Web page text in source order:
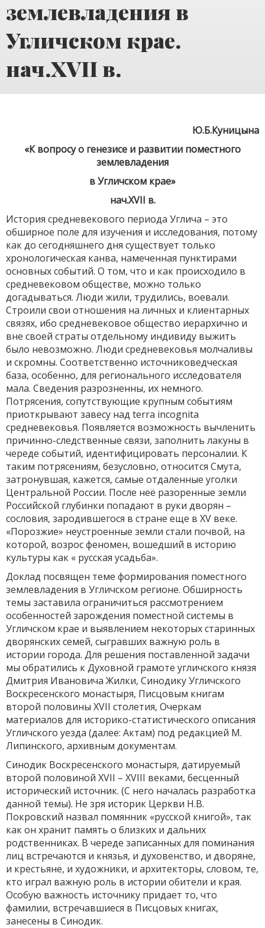
землевладения в
Угличском крае.
нач.XVII в.
Ю.Б.Куницына
«К вопросу о генезисе и развитии поместного
землевладения
в Угличском крае»
нач.XVII в.
История средневекового периода Углича – это
обширное поле для изучения и исследования, потому
как до сегодняшнего дня существует только
хронологическая канва, намеченная пунктирами
основных событий. О том, что и как происходило в
средневековом обществе, можно только
догадываться. Люди жили, трудились, воевали.
Строили свои отношения на личных и клиентарных
связях, ибо средневековое общество иерархично и
вне своей страты отдельному индивиду выжить
было невозможно. Люди средневековья молчаливы
и скромны. Соответственно источниковедческая
база, особенно, для регионального исследователя
мала. Сведения разрозненны, их немного.
Потрясения, сопутствующие крупным событиям
приоткрывают завесу над terra incognita
средневековья. Появляется возможность вычленить
причинно-следственные связи, заполнить лакуны в
череде событий, идентифицировать персоналии. К
таким потрясениям, безусловно, относится Смута,
затронувшая, кажется, самые отдаленные уголки
Центральной России. После неё разоренные земли
Российской глубинки попадают в руки дворян –
сословия, зародившегося в стране еще в XV веке.
«Порозжие» неустроенные земли стали почвой, на
которой, возрос феномен, вошедший в историю
культуры как « русская усадьба».
Доклад посвящен теме формирования поместного
землевладения в Угличском регионе. Обширность
темы заставила ограничиться рассмотрением
особенностей зарождения поместной системы в
Угличском крае и выявлением некоторых старинных
дворянских семей, сыгравших важную роль в
истории города. Для решения поставленной задачи
мы обратились к Духовной грамоте угличского князя
Дмитрия Ивановича Жилки, Синодику Угличского
Воскресенского монастыря, Писцовым книгам
второй половины XVII столетия, Очеркам
материалов для историко-статистического описания
Угличского уезда (далее: Актам) под редакцией М.
Липинского, архивным документам.
Синодик Воскресенского монастыря, датируемый
второй половиной XVII – XVIII веками, бесценный
исторический источник. (С него началась разработка
данной темы). Не зря историк Церкви Н.В.
Покровский назвал помянник «русской книгой», так
как он хранит память о близких и дальних
родственниках. В череде записанных для поминания
лиц встречаются и князья, и духовенство, и дворяне,
и крестьяне, и художники, и архитекторы, словом, те,
кто играл важную роль в истории обители и края.
Особую важность источнику придает то, что
фамилии, встречавшиеся в Писцовых книгах,
занесены в Синодик.